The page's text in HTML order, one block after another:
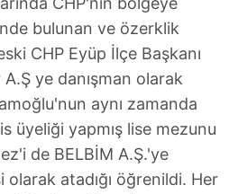
bulunan ve özerklik
CHP Eyüp İlçe Başkanı
ye danışman olarak
aynı zamanda
üyeliği yapmış lise mezunu
de BELBİM A.Ş.'ye
atadığı öğrenildi. Her